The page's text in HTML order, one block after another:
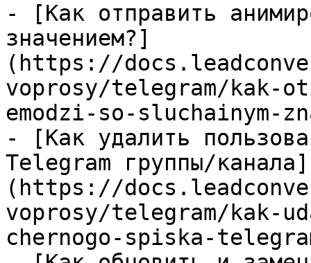
- [Как отправить
значением?]
(https://
voprosy/telegram/kak-
emodzi-so-sluchainym-
- [Как удалить
Telegram группы/канала]
(https://
voprosy/telegram/kak-
chernogo-spiska-